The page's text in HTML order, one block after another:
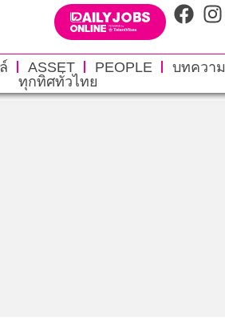
ASSET PEOPLE บทความ
ทุกทิศทั่วไทย